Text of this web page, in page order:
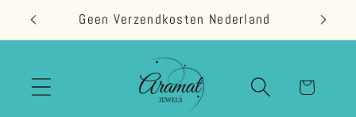
naar de
content
Geen Verzendkosten Nederland